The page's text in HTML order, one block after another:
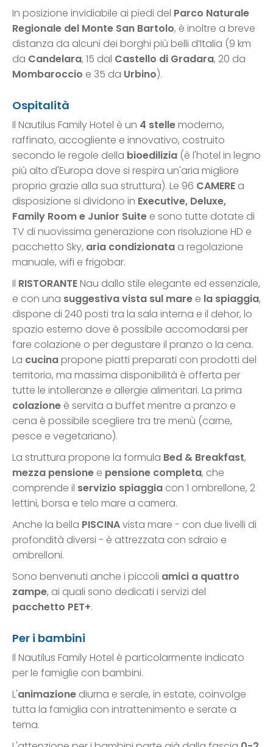
In posizione invidiabile ai piedi del Parco Naturale
Regionale del Monte San Bartolo, è inoltre a breve
distanza da alcuni dei borghi più belli d’Italia (9 km
da Candelara, 15 dal Castello di Gradara, 20 da
Mombaroccio e 35 da Urbino).
Ospitalità
Il Nautilus Family Hotel è un 4 stellemoderno,
raffinato, accogliente e innovativo, costruito
secondo le regole della bioedilizia (è l'hotel in legno
più alto d'Europa dove si respira un'aria migliore
proprio grazie alla sua struttura). Le 96 CAMERE a
disposizione si dividono in Executive, Deluxe,
Family Room e Junior Suite e sono tutte dotate di
TV di nuovissima generazione con risoluzione HD e
pacchetto Sky, aria condizionata a regolazione
manuale, wifi e frigobar.
Il RISTORANTENau dallo stile elegante ed essenziale,
e con una suggestiva vista sul mare e la spiaggia,
dispone di 240 posti tra la sala interna e il dehor, lo
spazio esterno dove è possibile accomodarsi per
fare colazione o per degustare il pranzo o la cena.
La cucinapropone piatti preparati con prodotti del
territorio, ma massima disponibilità è offerta per
tutte le intolleranze e allergie alimentari. La prima
colazione è servita a buffet mentre a pranzo e
cena è possibile scegliere tra tre menù (carne,
pesce e vegetariano).
La struttura propone la formula Bed & Breakfast,
mezza pensione e pensione completa, che
comprende il servizio spiaggia con 1 ombrellone, 2
lettini, borsa e telo mare a camera.
Anche la bella PISCINAvista mare - con due livelli di
profondità diversi - è attrezzata con sdraio e
ombrelloni.
Sono benvenuti anche i piccoli amici a quattro
zampe, ai quali sono dedicati i servizi del
pacchetto PET+.
Per i bambini
Il Nautilus Family Hotel è particolarmente indicato
per le famiglie con bambini.
L'animazione diurna e serale, in estate, coinvolge
tutta la famiglia con intrattenimento e serate a
tema.